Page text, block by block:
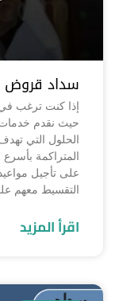
سداد قروض
إذا كنت ترغب
حيث نقدم خدمات
الحلول التي
المتراكمة
على تأجيل
التقسيط معهم
اقرأ المزيد